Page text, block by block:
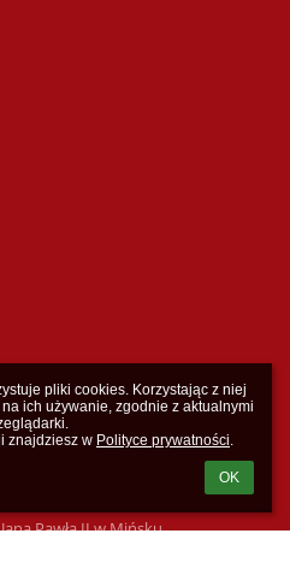
pliki cookies. Korzystając z niej
ich używanie, zgodnie z aktualnymi
znajdziesz w Polityce prywatności.
OK
Pawła II w Mińsku